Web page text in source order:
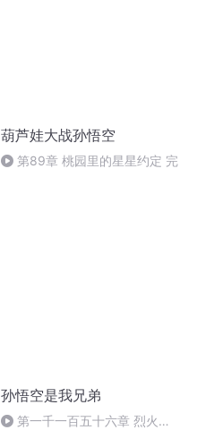
葫芦娃大战孙悟空
第89章 桃园里的星星约定 完
孙悟空是我兄弟
第一千一百五十六章 烈火铸